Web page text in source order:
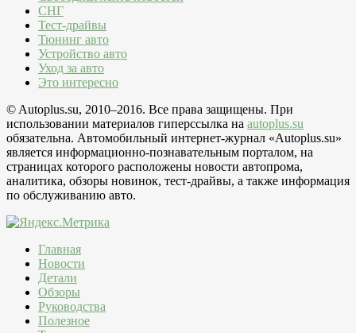
СНГ
Тест-драйвы
Тюнинг авто
Устройство авто
Уход за авто
Это интересно
© Autoplus.su, 2010–2016. Все права защищены. При
использовании материалов гиперссылка на autoplus.su
обязательна. Автомобильный интернет-журнал «Autoplus.su»
является информационно-познавательным порталом, на
страницах которого расположены новости автопрома,
аналитика, обзоры новинок, тест-драйвы, а также информация
по обслуживанию авто.
Главная
Новости
Детали
Обзоры
Руководства
Полезное